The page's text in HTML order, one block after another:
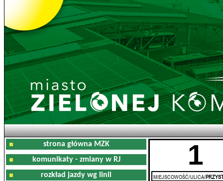
strona główna MZK
komunikaty - zmiany w RJ
rozkład jazdy wg linii
1
MIEJSCOWOŚĆ/ULICA/